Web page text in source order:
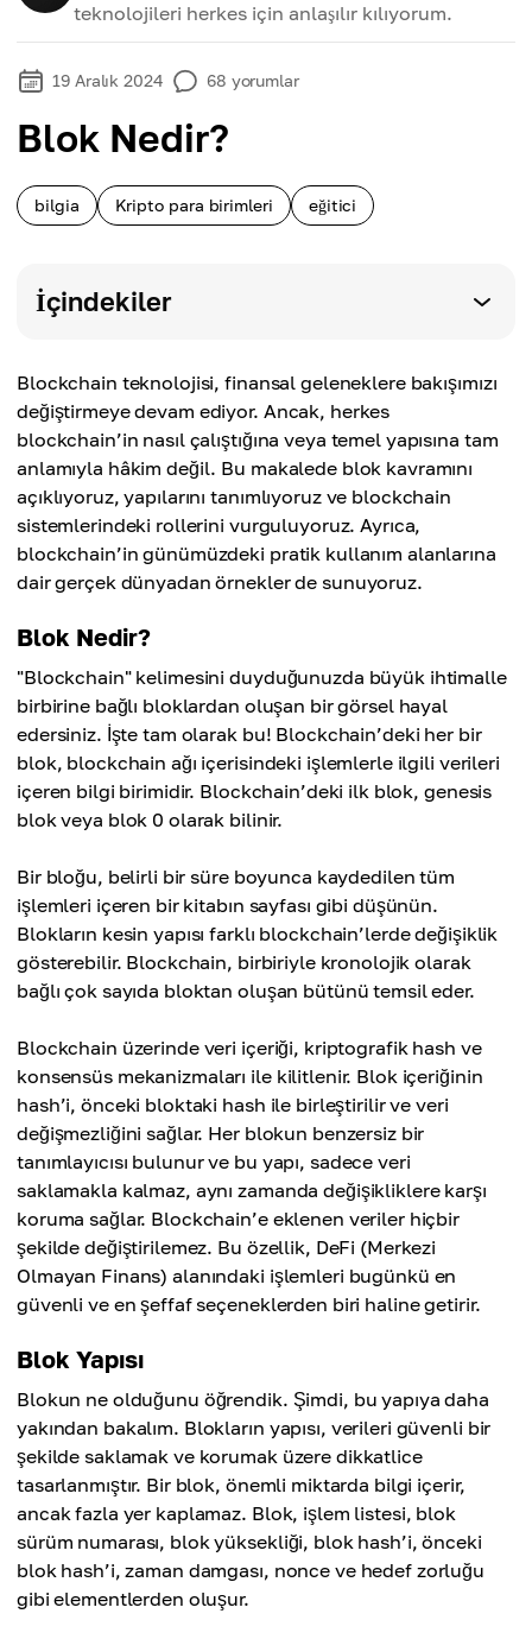
teknolojileri herkes için anlaşılır kılıyorum.
19 Aralık 2024 68 yorumlar
Blok Nedir?
bilgia Kripto para birimleri eğitici
İçindekiler
Blockchain teknolojisi, finansal geleneklere bakışımızı
değiştirmeye devam ediyor. Ancak, herkes
blockchain’in nasıl çalıştığına veya temel yapısına tam
anlamıyla hâkim değil. Bu makalede blok kavramını
açıklıyoruz, yapılarını tanımlıyoruz ve blockchain
sistemlerindeki rollerini vurguluyoruz. Ayrıca,
blockchain’in günümüzdeki pratik kullanım alanlarına
dair gerçek dünyadan örnekler de sunuyoruz.
Blok Nedir?
"Blockchain" kelimesini duyduğunuzda büyük ihtimalle
birbirine bağlı bloklardan oluşan bir görsel hayal
edersiniz. İşte tam olarak bu! Blockchain’deki her bir
blok, blockchain ağı içerisindeki işlemlerle ilgili verileri
içeren bilgi birimidir. Blockchain’deki ilk blok, genesis
blok veya blok 0 olarak bilinir.
Bir bloğu, belirli bir süre boyunca kaydedilen tüm
işlemleri içeren bir kitabın sayfası gibi düşünün.
Blokların kesin yapısı farklı blockchain’lerde değişiklik
gösterebilir. Blockchain, birbiriyle kronolojik olarak
bağlı çok sayıda bloktan oluşan bütünü temsil eder.
Blockchain üzerinde veri içeriği, kriptografik hash ve
konsensüs mekanizmaları ile kilitlenir. Blok içeriğinin
hash’i, önceki bloktaki hash ile birleştirilir ve veri
değişmezliğini sağlar. Her blokun benzersiz bir
tanımlayıcısı bulunur ve bu yapı, sadece veri
saklamakla kalmaz, aynı zamanda değişikliklere karşı
koruma sağlar. Blockchain’e eklenen veriler hiçbir
şekilde değiştirilemez. Bu özellik, DeFi (Merkezi
Olmayan Finans) alanındaki işlemleri bugünkü en
güvenli ve en şeffaf seçeneklerden biri haline getirir.
Blok Yapısı
Blokun ne olduğunu öğrendik. Şimdi, bu yapıya daha
yakından bakalım. Blokların yapısı, verileri güvenli bir
şekilde saklamak ve korumak üzere dikkatlice
tasarlanmıştır. Bir blok, önemli miktarda bilgi içerir,
ancak fazla yer kaplamaz. Blok, işlem listesi, blok
sürüm numarası, blok yüksekliği, blok hash’i, önceki
blok hash’i, zaman damgası, nonce ve hedef zorluğu
gibi elementlerden oluşur.